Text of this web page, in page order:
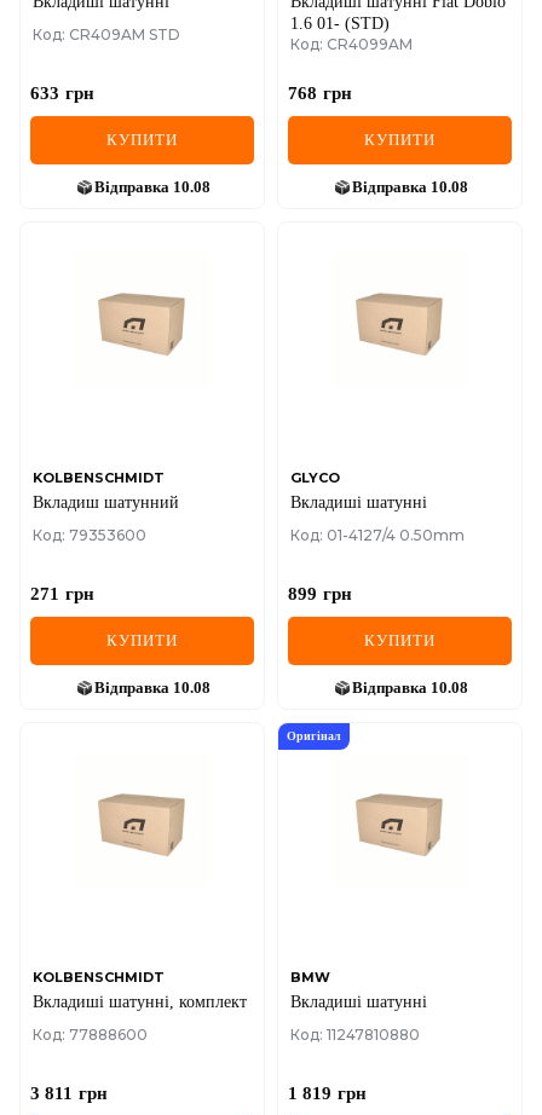
Код: CR409AM STD
633 грн
КУПИТИ
Відправка 10.08
1.6 01- (STD)
Код: CR4099AM
768 грн
КУПИТИ
Відправка 10.08
KOLBENSCHMIDT
Вкладиш шатунний
Код: 79353600
271 грн
КУПИТИ
Відправка 10.08
GLYCO
Вкладиші шатунні
Код: 01-4127/4 0.50mm
899 грн
КУПИТИ
Відправка 10.08
KOLBENSCHMIDT
Вкладиші шатунні, комплект
Код: 77888600
3 811 грн
Оригінал
BMW
Вкладиші шатунні
Код: 11247810880
1 819 грн